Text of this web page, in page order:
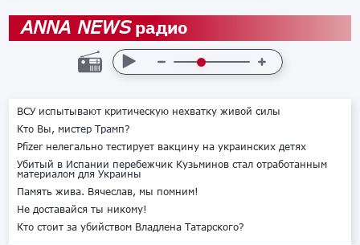
ANNA NEWSрадио
ВСУ испытывают критическую нехватку живой силы
Кто Вы, мистер Трамп?
Pfizer нелегально тестирует вакцину на украинских детях
Убитый в Испании перебежчик Кузьминов стал отработанным
материалом для Украины
Память жива. Вячеслав, мы помним!
Не доставайся ты никому!
Кто стоит за убийством Владлена Татарского?